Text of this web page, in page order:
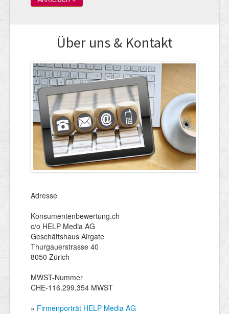
Über uns & Kontakt
Adresse
Konsumentenbewertung.ch
c/o HELP Media AG
Geschäftshaus Airgate
Thurgauerstrasse 40
8050 Zürich
MWST-Nummer
CHE-116.299.354 MWST
» Firmenporträt HELP Media AG